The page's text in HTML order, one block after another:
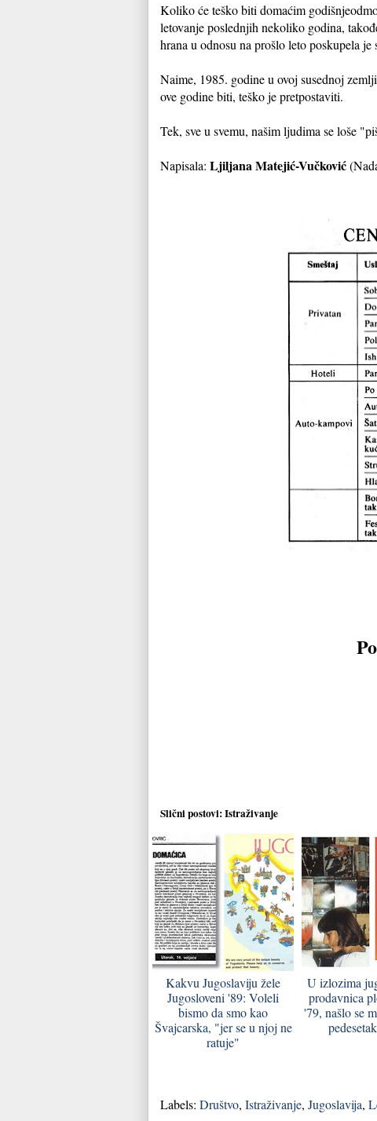
Koliko će teško biti domaćim
letovanje poslednjih nekoliko godina,
hrana u odnosu na prošlo leto poskupela je
Naime, 1985. godine u ovoj susednoj
ove godine biti, teško je pretpostaviti.
Tek, sve u svemu, našim ljudima se loše
Napisala: Ljiljana Matejić-Vučković
Slični postovi:Istraživanje
Kakvu Jugoslaviju žele
Jugosloveni '89: Voleli
bismo da smo kao
Švajcarska, "jer se u njoj ne
ratuje"
U izlozima
prodavnica
'79, našlo se
Labels: Društvo, Istraživanje, Jugoslavija,